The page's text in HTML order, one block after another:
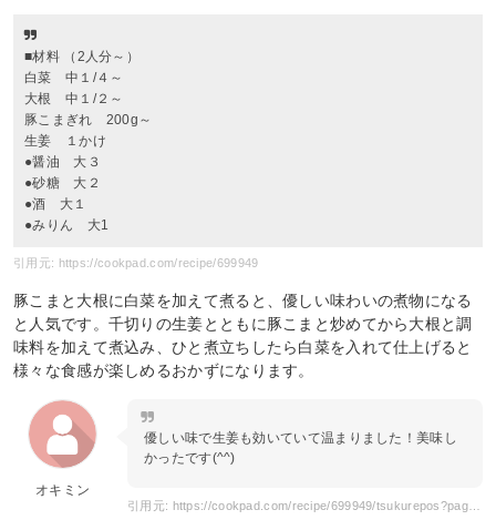
■材料 （2人分～）
白菜 中１/４～
大根 中１/２～
豚こまぎれ 200g～
生姜 １かけ
●醤油 大３
●砂糖 大２
●酒 大１
●みりん 大1
引用元: https://cookpad.com/recipe/699949
豚こまと大根に白菜を加えて煮ると、優しい味わいの煮物になる
と人気です。千切りの生姜とともに豚こまと炒めてから大根と調
味料を加えて煮込み、ひと煮立ちしたら白菜を入れて仕上げると
様々な食感が楽しめるおかずになります。
オキミン
優しい味で生姜も効いていて温まりました！美味し
かったです(^^)
引用元: https://cookpad.com/recipe/699949/tsukurepos?page=8